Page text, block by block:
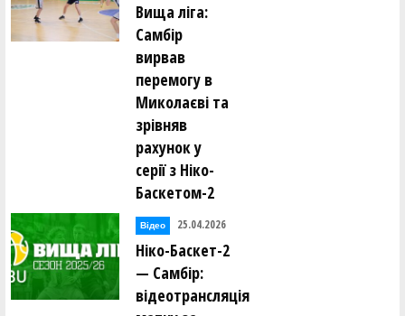
Вища ліга:
Самбір
вирвав
перемогу в
Миколаєві та
зрівняв
рахунок у
серії з Ніко-
Баскетом-2
Відео 25.04.2026
Ніко-Баскет-2
— Самбір:
відеотрансляція